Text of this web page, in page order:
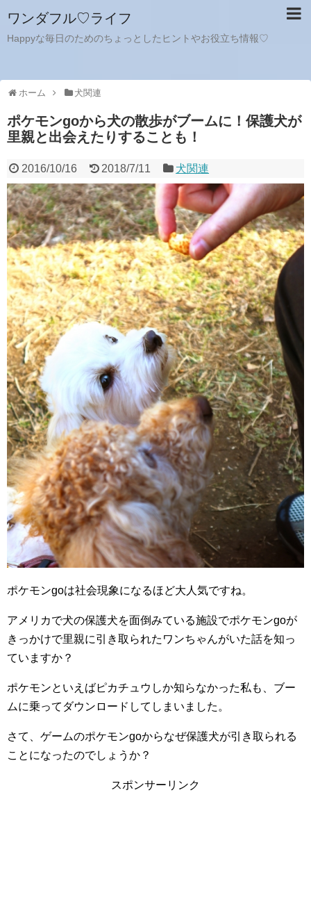
ワンダフル♡ライフ
Happyな毎日のためのちょっとしたヒントやお役立ち情報♡
ホーム 犬関連
ポケモンgoから犬の散歩がブームに！保護犬が
里親と出会えたりすることも！
2016/10/16 2018/7/11 犬関連
ポケモンgoは社会現象になるほど大人気ですね。
アメリカで犬の保護犬を面倒みている施設でポケモンgoが
きっかけで里親に引き取られたワンちゃんがいた話を知っ
ていますか？
ポケモンといえばピカチュウしか知らなかった私も、ブー
ムに乗ってダウンロードしてしまいました。
さて、ゲームのポケモンgoからなぜ保護犬が引き取られる
ことになったのでしょうか？
スポンサーリンク